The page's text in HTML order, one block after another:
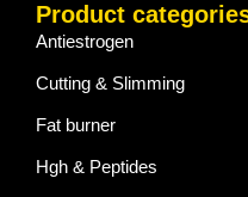
Product
Antiestrogen
Cutting & Slimming
Fat burner
Hgh & Peptides